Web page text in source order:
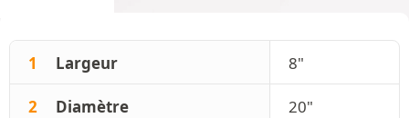
1 Largeur 8"
2 Diamètre 20"